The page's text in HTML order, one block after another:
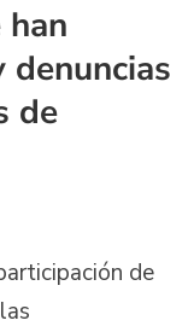
han
de
de